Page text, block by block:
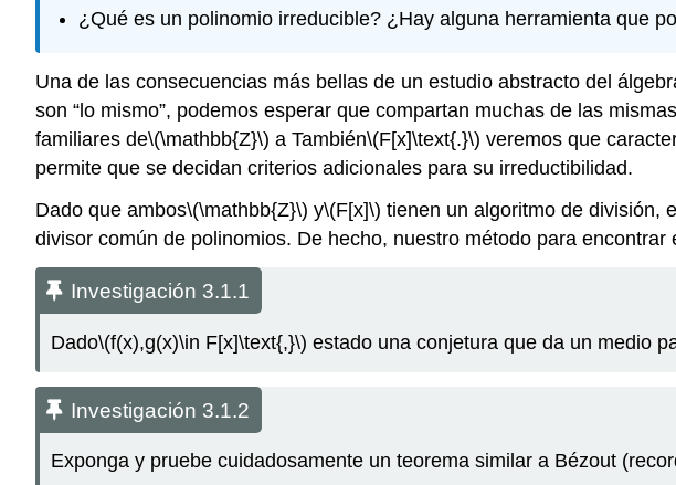
¿Qué es un polinomio irreducible? ¿Hay alguna herramienta que
Una de las consecuencias más bellas de un estudio abstracto del
son “lo mismo”, podemos esperar que compartan muchas de las
familiares de\(\mathbb{Z}\) a También\(F[x]\text{.}\) veremos que
permite que se decidan criterios adicionales para su irreductibilidad.
Dado que ambos\(\mathbb{Z}\) y\(F[x]\) tienen un algoritmo de división,
divisor común de polinomios. De hecho, nuestro método para
Investigación 3.1.1
Dado\(f(x),g(x)\in F[x]\text{,}\) estado una conjetura que da un medio
Investigación 3.1.2
Exponga y pruebe cuidadosamente un teorema similar a Bézout